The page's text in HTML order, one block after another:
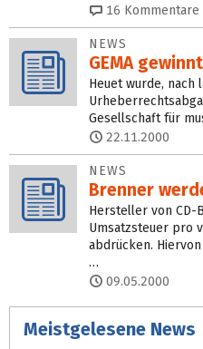
16 Kommentare
NEWS
GEMA
Heuet wurde, nach
Gesellschaft für
22.11.2000
NEWS
Brenner
Hersteller von CD-
Umsatzsteuer pro
abdrücken.
…
09.05.2000
Meistgelesene News